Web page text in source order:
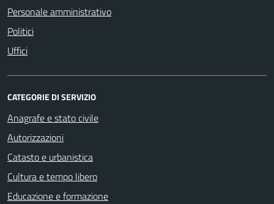
Personale amministrativo
Politici
Uffici
CATEGORIE DI SERVIZIO
Anagrafe e stato civile
Autorizzazioni
Catasto e urbanistica
Cultura e tempo libero
Educazione e formazione